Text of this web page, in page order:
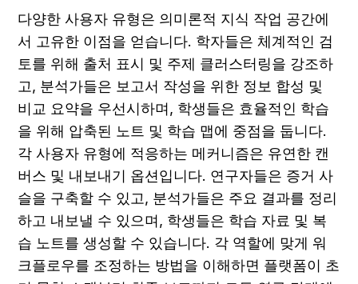
다양한 사용자 유형은 의미론적 지식 작업 공간에
서 고유한 이점을 얻습니다. 학자들은 체계적인 검
토를 위해 출처 표시 및 주제 클러스터링을 강조하
고, 분석가들은 보고서 작성을 위한 정보 합성 및
비교 요약을 우선시하며, 학생들은 효율적인 학습
을 위해 압축된 노트 및 학습 맵에 중점을 둡니다.
각 사용자 유형에 적응하는 메커니즘은 유연한 캔
버스 및 내보내기 옵션입니다. 연구자들은 증거 사
슬을 구축할 수 있고, 분석가들은 주요 결과를 정리
하고 내보낼 수 있으며, 학생들은 학습 자료 및 복
습 노트를 생성할 수 있습니다. 각 역할에 맞게 워
크플로우를 조정하는 방법을 이해하면 플랫폼이 초